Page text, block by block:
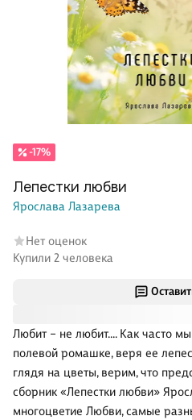
Любит – не любит.… Как часто
полевой ромашке, веря ее
глядя на цветы, верим, что
сборник «Лепестки любви»
многоцветие Любви, самые
-17%
Лепестки любви
Ярослава Лазарева
Нет оценок
Купили 2 человека